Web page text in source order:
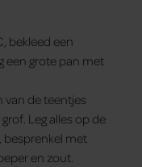
bekleed een
een grote pan met
van de teentjes
Leg alles op de
besprenkel met
en zout.